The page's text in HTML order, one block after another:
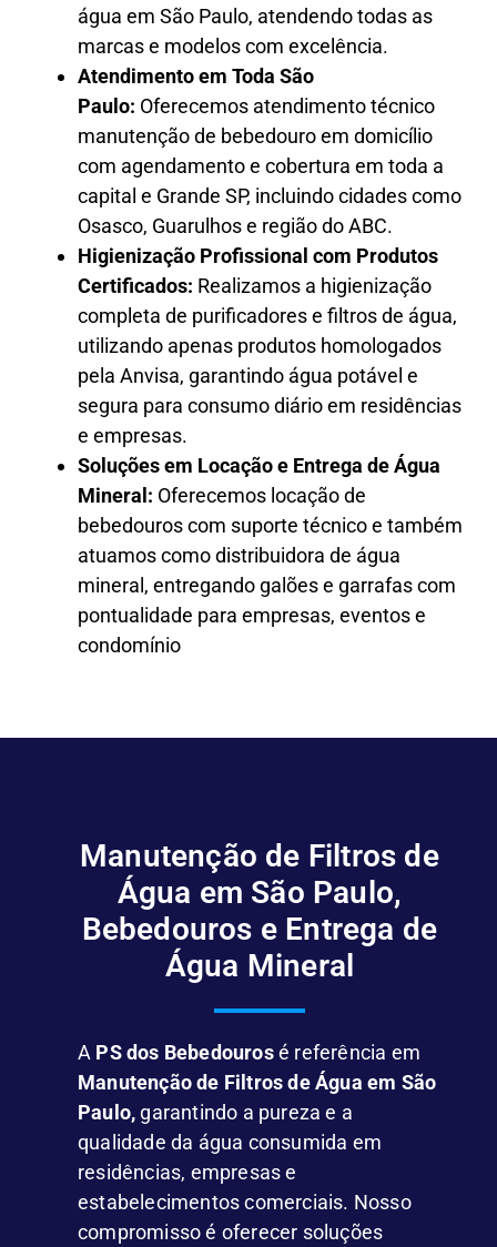
água em São Paulo, atendendo todas as
marcas e modelos com excelência.
Atendimento em Toda São
Paulo: Oferecemos atendimento técnico
manutenção de bebedouro em domicílio
com agendamento e cobertura em toda a
capital e Grande SP, incluindo cidades como
Osasco, Guarulhos e região do ABC.
Higienização Profissional com Produtos
Certificados: Realizamos a higienização
completa de purificadores e filtros de água,
utilizando apenas produtos homologados
pela Anvisa, garantindo água potável e
segura para consumo diário em residências
e empresas.
Soluções em Locação e Entrega de Água
Mineral: Oferecemos locação de
bebedouros com suporte técnico e também
atuamos como distribuidora de água
mineral, entregando galões e garrafas com
pontualidade para empresas, eventos e
condomínio
Manutenção de Filtros de
Água em São Paulo,
Bebedouros e Entrega de
Água Mineral
A PS dos Bebedourosé referência em
Manutenção de Filtros de Água em São
Paulo, garantindo a pureza e a
qualidade da água consumida em
residências, empresas e
estabelecimentos comerciais. Nosso
compromisso é oferecer soluções